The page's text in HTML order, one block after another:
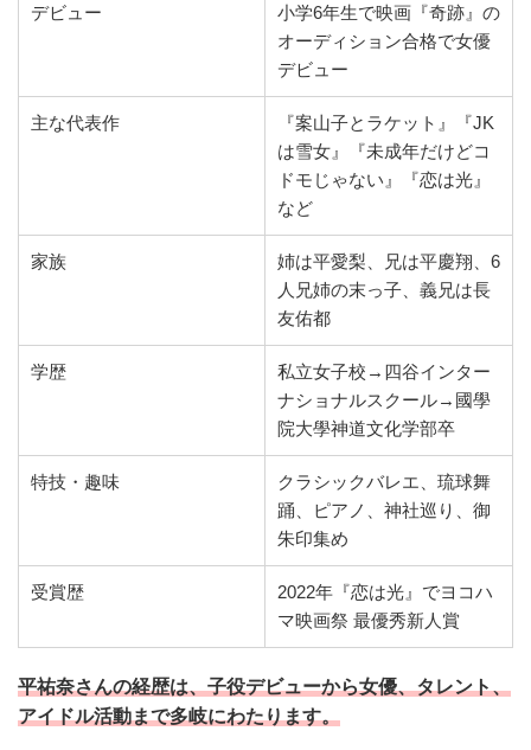
デビュー
小学6年生で映画『奇跡』の
オーディション合格で女優
デビュー
主な代表作
『案山子とラケット』『JK
は雪女』『未成年だけどコ
ドモじゃない』『恋は光』
など
家族
姉は平愛梨、兄は平慶翔、6
人兄姉の末っ子、義兄は長
友佑都
学歴
私立女子校→四谷インター
ナショナルスクール→國學
院大學神道文化学部卒
特技・趣味
クラシックバレエ、琉球舞
踊、ピアノ、神社巡り、御
朱印集め
受賞歴
2022年『恋は光』でヨコハ
マ映画祭 最優秀新人賞
平祐奈さんの経歴は、子役デビューから女優、タレント、
アイドル活動まで多岐にわたります。